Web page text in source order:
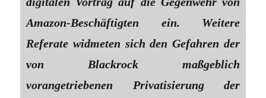
Amazon-Beschäftigten ein. Weitere
Referate widmeten sich den Gefahren der
von Blackrock maßgeblich
vorangetriebenen Privatisierung der